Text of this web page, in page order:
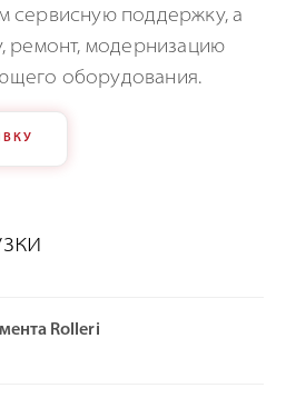
сервисную поддержку, а
ремонт, модернизацию
оборудования.
Rolleri